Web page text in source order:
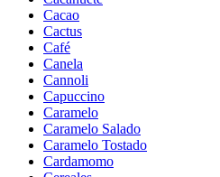
Cacao
Cactus
Café
Canela
Cannoli
Capuccino
Caramelo
Caramelo Salado
Caramelo Tostado
Cardamomo